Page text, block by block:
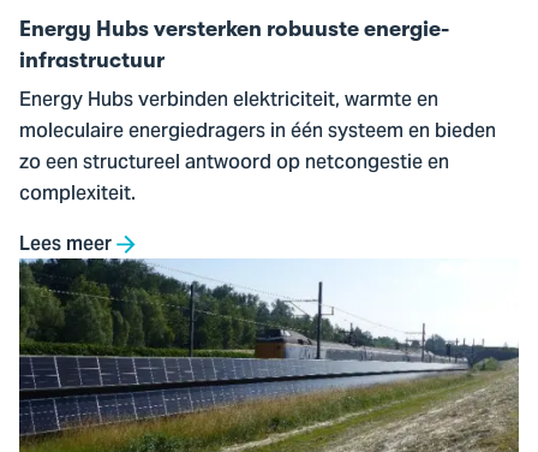
Energy Hubs versterken robuuste energie-
infrastructuur
Energy Hubs verbinden elektriciteit, warmte en
moleculaire energiedragers in één systeem en bieden
zo een structureel antwoord op netcongestie en
complexiteit.
Lees meer
Ga
naar
NEWRAIL
maakt
spoorinfrastructuur
energieleverend